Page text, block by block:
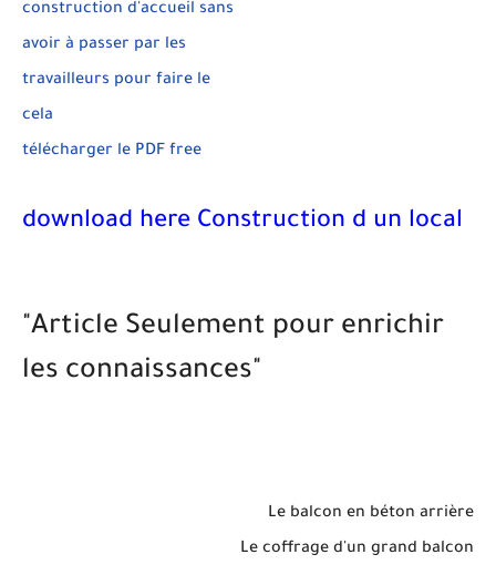
construction d'accueil sans
avoir à passer par les
travailleurs pour faire le
cela
télécharger le PDF free
download here Construction d un local
"Article Seulement pour enrichir
les connaissances"
Le balcon en béton arrière
Le coffrage d'un grand balcon